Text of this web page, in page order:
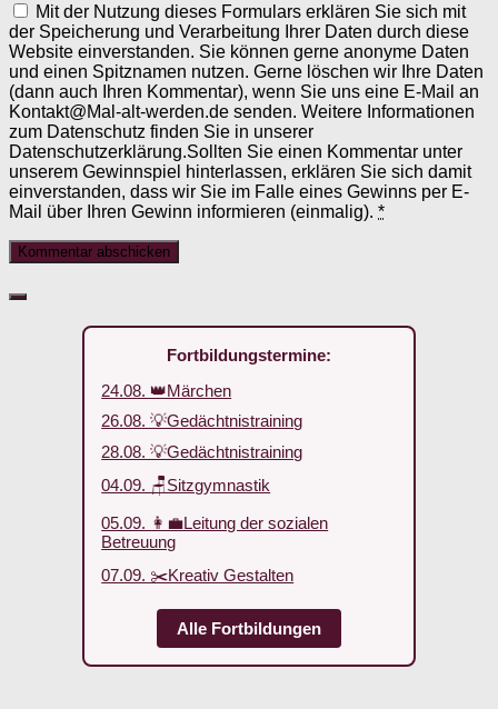
Mit der Nutzung dieses Formulars erklären Sie sich mit
der Speicherung und Verarbeitung Ihrer Daten durch diese
Website einverstanden. Sie können gerne anonyme Daten
und einen Spitznamen nutzen. Gerne löschen wir Ihre Daten
(dann auch Ihren Kommentar), wenn Sie uns eine E-Mail an
Kontakt@Mal-alt-werden.de senden. Weitere Informationen
zum Datenschutz finden Sie in unserer
Datenschutzerklärung.Sollten Sie einen Kommentar unter
unserem Gewinnspiel hinterlassen, erklären Sie sich damit
einverstanden, dass wir Sie im Falle eines Gewinns per E-
Mail über Ihren Gewinn informieren (einmalig). *
Fortbildungstermine:
24.08. 👑Märchen
26.08. 💡Gedächtnistraining
28.08. 💡Gedächtnistraining
04.09. 🪑Sitzgymnastik
05.09. 👩‍💼Leitung der sozialen
Betreuung
07.09. ✂️Kreativ Gestalten
Alle Fortbildungen